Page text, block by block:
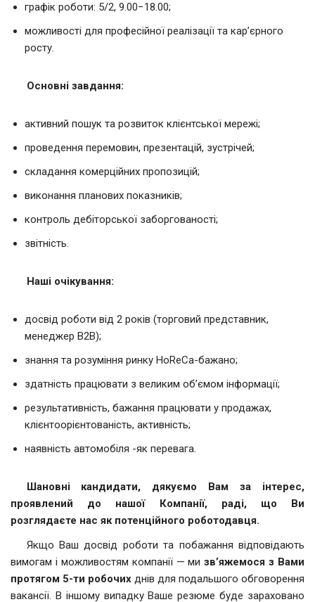
графік роботи: 5/2, 9.00−18.00;
можливості для професійної реалізації та кар’єрного
росту.
Основні завдання:
активний пошук та розвиток клієнтської мережі;
проведення перемовин, презентацій, зустрічей;
складання комерційних пропозицій;
виконання планових показників;
контроль дебіторської заборгованості;
звітність.
Наші очікування:
досвід роботи від 2 років (торговий представник,
менеджер B2B);
знання та розуміння ринку HoReCa-бажано;
здатність працювати з великим об’ємом інформації;
результативність, бажання працювати у продажах,
клієнтоорієнтованість, активність;
наявність автомобіля -як перевага.
Шановні кандидати, дякуємо Вам за інтерес,
проявлений до нашої Компанії, раді, що Ви
розглядаєте нас як потенційного роботодавця.
Якщо Ваш досвід роботи та побажання відповідають
вимогам і можливостям компанії — мизв’яжемося з Вами
протягом 5-ти робочих днів для подальшого обговорення
вакансії. В іншому випадку Ваше резюме буде зараховано